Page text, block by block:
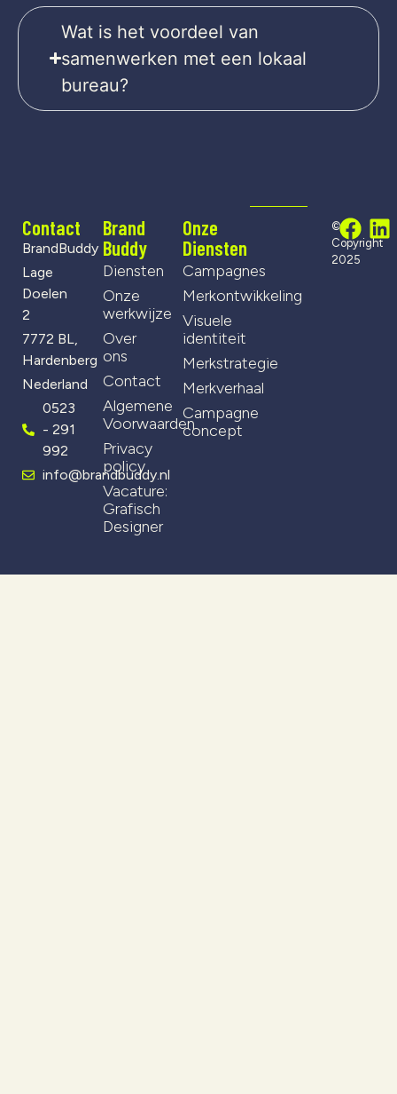
Wat is het voordeel van
samenwerken met een lokaal
bureau?
Contact
BrandBuddy
Lage
Doelen
2
7772 BL,
Hardenberg
Nederland
0523
- 291
992
info@brandbuddy.nl
Brand
Buddy
Diensten
Onze
werkwijze
Over
ons
Contact
Algemene
Voorwaarden
Privacy
policy
Vacature:
Grafisch
Designer
Onze
Diensten
Campagnes
Merkontwikkeling
Visuele
identiteit
Merkstrategie
Merkverhaal
Campagne
concept
©
Copyright
2025